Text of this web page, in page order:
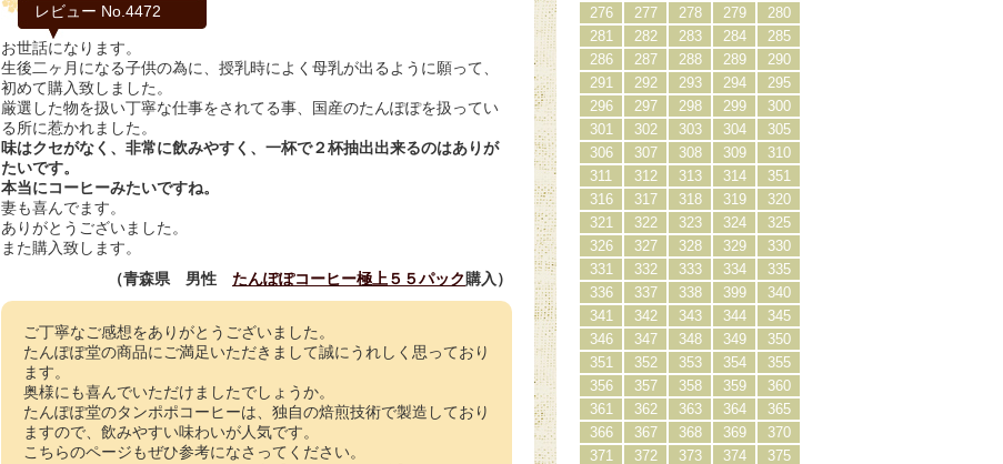
レビュー No.4472
お世話になります。
生後二ヶ月になる子供の為に、授乳時によく母乳が出るように願って、
初めて購入致しました。
厳選した物を扱い丁寧な仕事をされてる事、国産のたんぽぽを扱ってい
る所に惹かれました。
味はクセがなく、非常に飲みやすく、一杯で２杯抽出出来るのはありが
たいです。
本当にコーヒーみたいですね。
妻も喜んでます。
ありがとうございました。
また購入致します。
（青森県 男性 たんぽぽコーヒー極上５５パック 購入）
ご丁寧なご感想をありがとうございました。
たんぽぽ堂の商品にご満足いただきまして誠にうれしく思っており
ます。
奥様にも喜んでいただけましたでしょうか。
たんぽぽ堂のタンポポコーヒーは、独自の焙煎技術で製造しており
ますので、飲みやすい味わいが人気です。
こちらのページもぜひ参考になさってください。
276
277 278 279
280
281
282 283 284
285
286
287 288 289
290
291
292 293 294
295
296
297 298 299
300
301
302 303 304
305
306
307 308 309
310
311
312 313 314
351
316
317 318 319
320
321
322 323 324
325
326
327 328 329
330
331
332 333 334
335
336
337 338 399
340
341
342 343 344
345
346
347 348 349
350
351
352 353 354
355
356
357 358 359
360
361
362 363 364
365
366
367 368 369
370
371
372 373 374
375